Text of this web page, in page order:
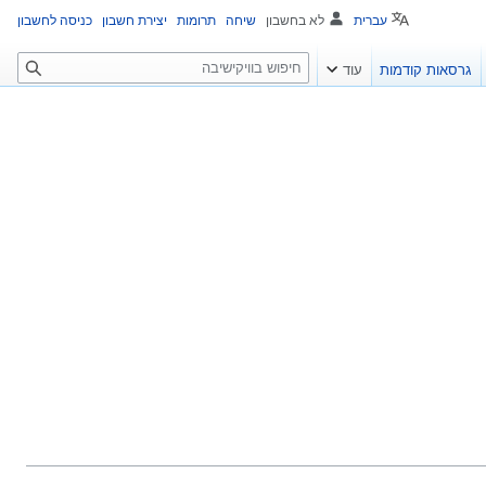
עברית לא בחשבון שיחה תרומות יצירת חשבון כניסה לחשבון
גרסאות קודמות עוד
ח
י